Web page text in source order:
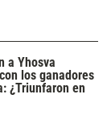
a Yhosva
los ganadores
¿Triunfaron en